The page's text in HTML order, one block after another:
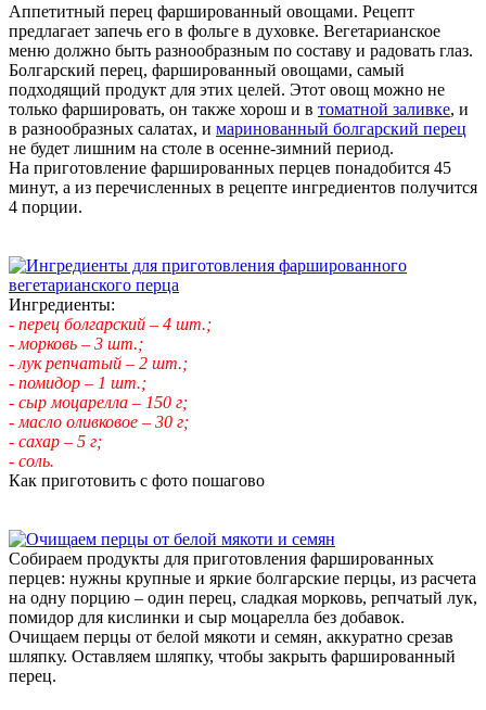
Аппетитный перец фаршированный овощами. Рецепт
предлагает запечь его в фольге в духовке. Вегетарианское
меню должно быть разнообразным по составу и радовать глаз.
Болгарский перец, фаршированный овощами, самый
подходящий продукт для этих целей. Этот овощ можно не
только фаршировать, он также хорош и в томатной заливке, и
в разнообразных салатах, и маринованный болгарский перец
не будет лишним на столе в осенне-зимний период.
На приготовление фаршированных перцев понадобится 45
минут, а из перечисленных в рецепте ингредиентов получится
4 порции.
Ингредиенты:
- перец болгарский – 4 шт.;
- морковь – 3 шт.;
- лук репчатый – 2 шт.;
- помидор – 1 шт.;
- сыр моцарелла – 150 г;
- масло оливковое – 30 г;
- сахар – 5 г;
- соль.
Как приготовить с фото пошагово
Собираем продукты для приготовления фаршированных
перцев: нужны крупные и яркие болгарские перцы, из расчета
на одну порцию – один перец, сладкая морковь, репчатый лук,
помидор для кислинки и сыр моцарелла без добавок.
Очищаем перцы от белой мякоти и семян, аккуратно срезав
шляпку. Оставляем шляпку, чтобы закрыть фаршированный
перец.